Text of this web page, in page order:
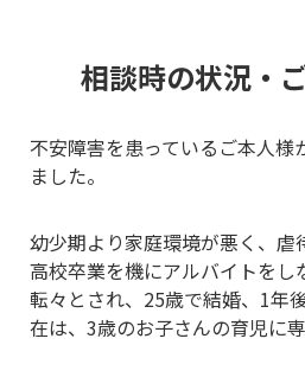
相談時の状況・
不安障害を患っているご本人様
ました。
幼少期より家庭環境が悪く、虐
高校卒業を機にアルバイトをし
転々とされ、25歳で結婚、1年
在は、3歳のお子さんの育児に